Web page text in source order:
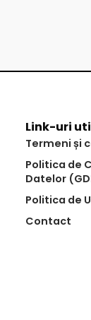
Link-uri
Termeni și
Politica de
Datelor
Politica de
Contact